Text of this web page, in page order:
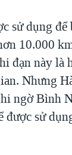
sử dụng để
10.000
đạn này là
Nhưng
ngờ Bình
được sử